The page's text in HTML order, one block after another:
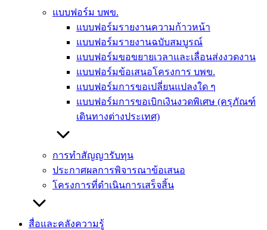
แบบฟอร์ม บพข.
แบบฟอร์มรายงานความก้าวหน้า
แบบฟอร์มรายงานฉบับสมบูรณ์
แบบฟอร์มขอขยายเวลาและเลื่อนส่งงวดงาน
แบบฟอร์มข้อเสนอโครงการ บพข.
แบบฟอร์มการขอเปลี่ยนแปลงใด ๆ
แบบฟอร์มการขอเบิกเงินงวดพิเศษ (ครุภัณฑ์
เดินทางต่างประเทศ)
การทำสัญญารับทุน
ประกาศผลการพิจารณาข้อเสนอ
โครงการที่ดำเนินการเสร็จสิ้น
สื่อและคลังความรู้